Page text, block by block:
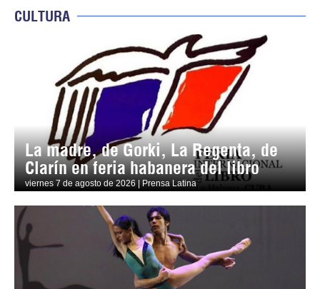
CULTURA
La madre, de Gorki, La Regenta, de
Clarín en feria habanera del libro
viernes 7 de agosto de 2026 | Prensa Latina